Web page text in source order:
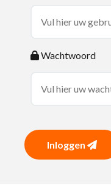
Wachtwoord
Inloggen